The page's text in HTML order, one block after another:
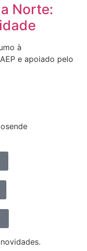
Norte:
à
e apoiado pelo